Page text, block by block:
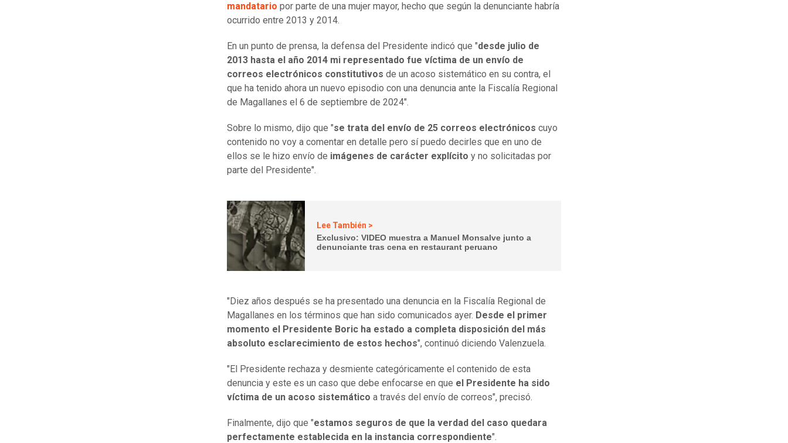
mandatario por parte de una mujer mayor, hecho que según la denunciante habría
ocurrido entre 2013 y 2014.
En un punto de prensa, la defensa del Presidente indicó que "desde julio de
2013 hasta el año 2014 mi representado fue víctima de un envío de
correos electrónicos constitutivos de un acoso sistemático en su contra, el
que ha tenido ahora un nuevo episodio con una denuncia ante la Fiscalía Regional
de Magallanes el 6 de septiembre de 2024".
Sobre lo mismo, dijo que "se trata del envío de 25 correos electrónicos cuyo
contenido no voy a comentar en detalle pero sí puedo decirles que en uno de
ellos se le hizo envío de imágenes de carácter explícito y no solicitadas por
parte del Presidente".
Lee También >
Exclusivo: VIDEO muestra a Manuel Monsalve junto a
denunciante tras cena en restaurant peruano
"Diez años después se ha presentado una denuncia en la Fiscalía Regional de
Magallanes en los términos que han sido comunicados ayer. Desde el primer
momento el Presidente Boric ha estado a completa disposición del más
absoluto esclarecimiento de estos hechos", continuó diciendo Valenzuela.
"El Presidente rechaza y desmiente categóricamente el contenido de esta
denuncia y este es un caso que debe enfocarse en que el Presidente ha sido
víctima de un acoso sistemático a través del envío de correos", precisó.
Finalmente, dijo que "estamos seguros de que la verdad del caso quedara
perfectamente establecida en la instancia correspondiente".